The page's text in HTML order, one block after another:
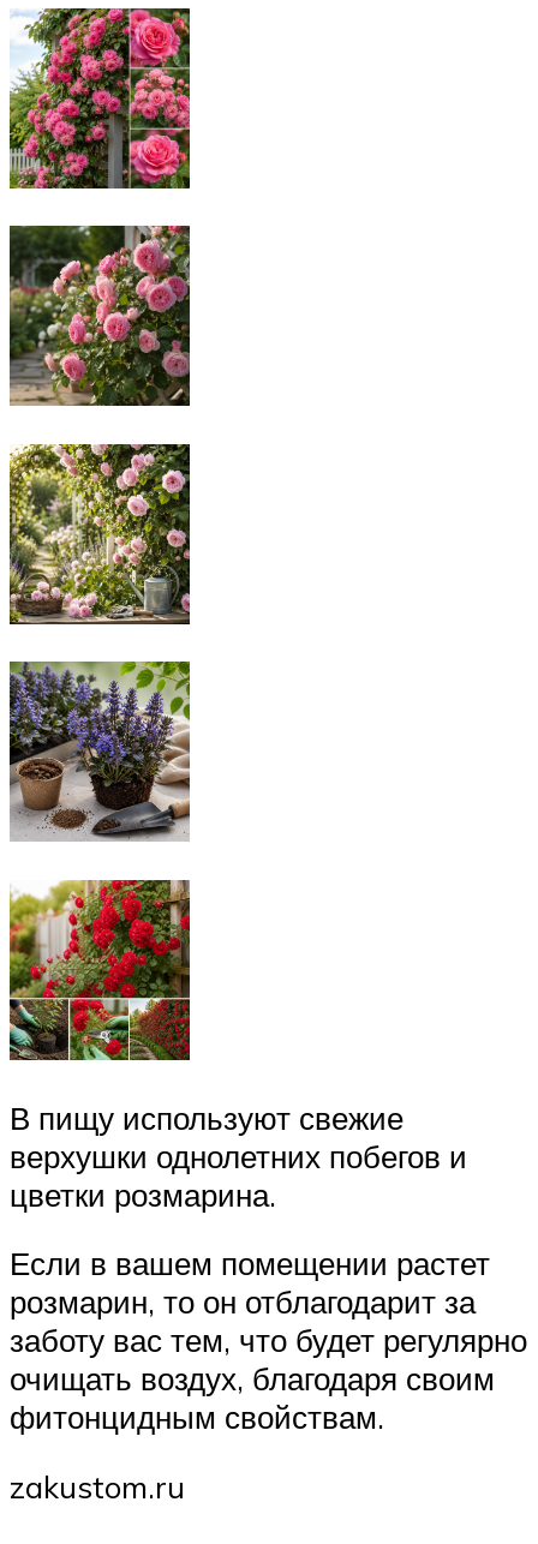
В пищу используют свежие
верхушки однолетних побегов и
цветки розмарина.
Если в вашем помещении растет
розмарин, то он отблагодарит за
заботу вас тем, что будет регулярно
очищать воздух, благодаря своим
фитонцидным свойствам.
zakustom.ru